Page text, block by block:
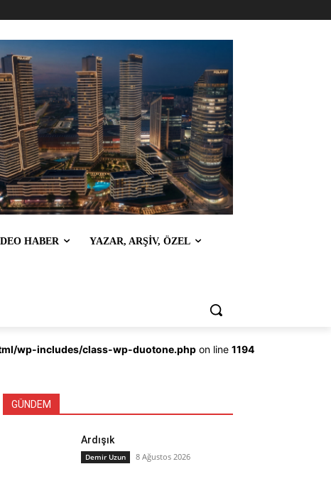
HABER YAZAR, ARŞİV, ÖZEL
wp-includes/class-wp-duotone.php on line 1194
GÜNDEM
Ardışık
Demir Uzun 8 Ağustos 2026